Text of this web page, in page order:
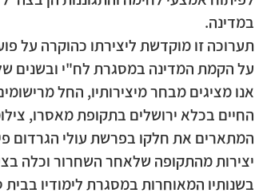
במדינה.
תערוכה זו מוקדשת ליצירתו כהוקרה על
על הקמת המדינה במסגרת לח"י ובשנים
אנו מציגים מבחר מיצירותיו, החל
החיים בכלא ירושלים בתקופת מאסרו,
המתארים את חלקו בפרשת עולי הגרדום
יצירות מהתקופה שלאחר השחרור וכלה
בשנותיו המאוחרות במסגרת לימודיו